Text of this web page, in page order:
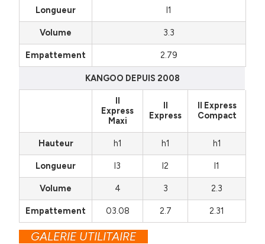
Longueur l1
Volume 3.3
Empattement 2.79
KANGOO DEPUIS 2008
II
Express
Maxi
II
Express
II Express
Compact
Hauteur h1 h1 h1
Longueur l3 l2 l1
Volume 4 3 2.3
Empattement 03.08 2.7 2.31
GALERIE UTILITAIRE